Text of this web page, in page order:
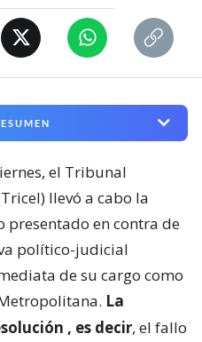
el Tribunal
llevó a cabo la
en contra de
político-judicial
de su cargo como
La
, es decir, el fallo